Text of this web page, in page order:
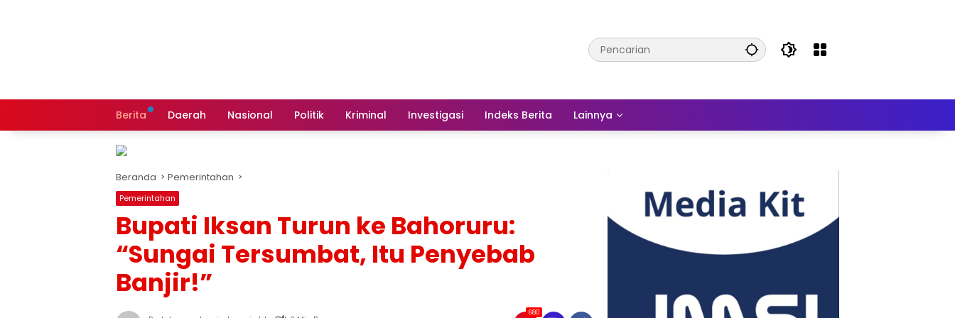
Berita Daerah Nasional Politik Kriminal Investigasi Indeks Berita Lainnya
Beranda Pemerintahan
Pemerintahan
Bupati Iksan Turun ke Bahoruru:
“Sungai Tersumbat, Itu Penyebab
Banjir!”
680